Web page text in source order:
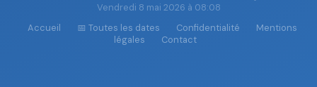
Vendredi 8 mai 2026 à 08:08
Accueil
📅 Toutes les dates Confidentialité
Mentions
légales
Contact